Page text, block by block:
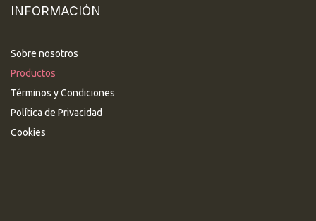
INFORMACIÓN
Sobre nosotros
Productos
Términos y Condiciones
Política de Privacidad
Cookies